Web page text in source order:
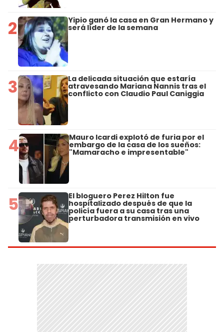
2 Yipio ganó la casa en Gran Hermano y
será líder de la semana
3 La delicada situación que estaría
atravesando Mariana Nannis tras el
conflicto con Claudio Paul Caniggia
4 Mauro Icardi explotó de furia por el
embargo de la casa de los sueños:
"Mamaracho e impresentable"
5 El bloguero Perez Hilton fue
hospitalizado después de que la
policía fuera a su casa tras una
perturbadora transmisión en vivo